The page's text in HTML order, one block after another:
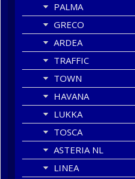
PALMA
GRECO
ARDEA
TRAFFIC
TOWN
HAVANA
LUKKA
TOSCA
ASTERIA NL
LINEA